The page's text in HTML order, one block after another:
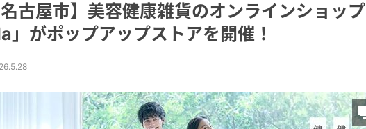
名古屋市】美容健康雑貨のオンラインショップ
」がポップアップストアを開催！